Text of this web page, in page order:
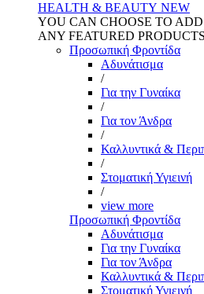
HEALTH & BEAUTY NEW
YOU CAN CHOOSE TO
ANY FEATURED PRODUCTS
Προσωπική Φροντίδα
Αδυνάτισμα
/
Για την Γυναίκα
/
Για τον Άνδρα
/
Καλλυντικά &
/
Στοματική Υγιεινή
/
view more
Προσωπική Φροντίδα
Αδυνάτισμα
Για την Γυναίκα
Για τον Άνδρα
Καλλυντικά &
Στοματική Υγιεινή